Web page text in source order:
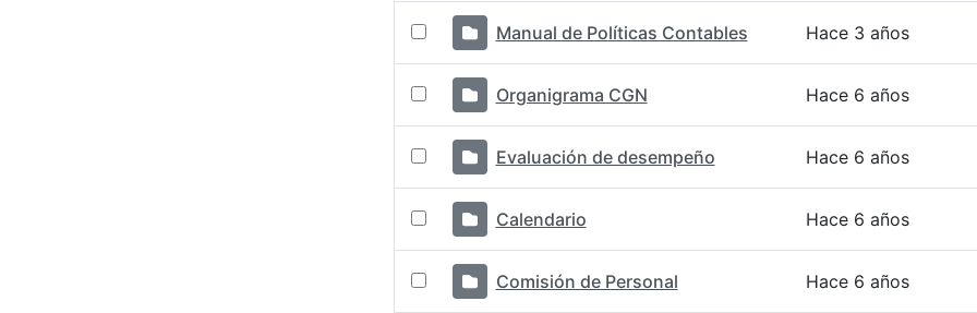
Manual de Políticas Contables Hace 3 años
Organigrama CGN Hace 6 años
Evaluación de desempeño Hace 6 años
Calendario Hace 6 años
Comisión de Personal Hace 6 años